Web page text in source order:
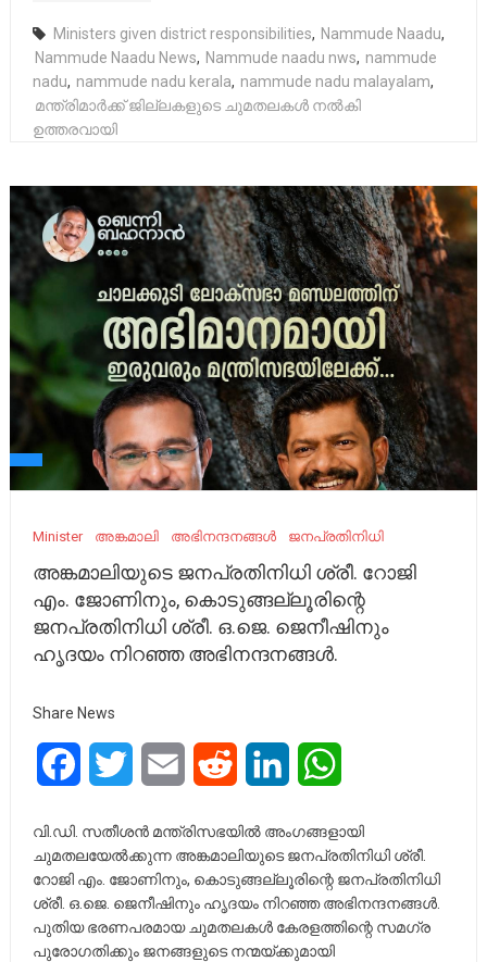
Ministers given district responsibilities, Nammude Naadu,
Nammude Naadu News, Nammude naadu nws, nammude
nadu, nammude nadu kerala, nammude nadu malayalam,
മന്ത്രിമാർക്ക് ജില്ലകളുടെ ചുമതലകൾ നൽകി
ഉത്തരവായി
Minister അങ്കമാലി അഭിനന്ദനങ്ങൾ ജനപ്രതിനിധി
അങ്കമാലിയുടെ ജനപ്രതിനിധി ശ്രീ. റോജി
എം. ജോണിനും, കൊടുങ്ങല്ലൂരിന്റെ
ജനപ്രതിനിധി ശ്രീ. ഒ.ജെ. ജെനീഷിനും
ഹൃദയം നിറഞ്ഞ അഭിനന്ദനങ്ങൾ.
Share News
FacebookTwitter Email Reddit LinkedIn
വി.ഡി. സതീശൻ മന്ത്രിസഭയിൽ അംഗങ്ങളായി
ചുമതലയേൽക്കുന്ന അങ്കമാലിയുടെ ജനപ്രതിനിധി ശ്രീ.
റോജി എം. ജോണിനും, കൊടുങ്ങല്ലൂരിന്റെ ജനപ്രതിനിധി
ശ്രീ. ഒ.ജെ. ജെനീഷിനും ഹൃദയം നിറഞ്ഞ അഭിനന്ദനങ്ങൾ.
പുതിയ ഭരണപരമായ ചുമതലകൾ കേരളത്തിന്റെ സമഗ്ര
പുരോഗതിക്കും ജനങ്ങളുടെ നന്മയ്ക്കുമായി